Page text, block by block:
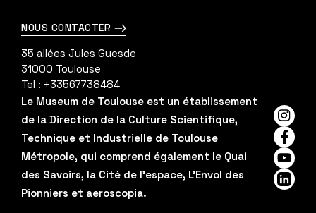
NOUS CONTACTER
35 allées Jules Guesde
31000 Toulouse
Tel : +33567738484
Le Museum de Toulouse est un établissement
de la Direction de la Culture Scientifique,
Technique et Industrielle de Toulouse
Métropole, qui comprend également le Quai
des Savoirs, la Cité de l'espace, L'Envol des
Pionniers et aeroscopia.